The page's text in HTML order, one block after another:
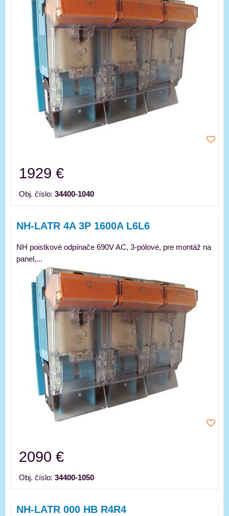
1929 €
Obj. číslo: 34400-1040
NH-LATR 4A 3P 1600A L6L6
NH poistkové odpínače 690V AC, 3-pólové, pre montáž na
panel,...
2090 €
Obj. číslo: 34400-1050
NH-LATR 000 HB R4R4